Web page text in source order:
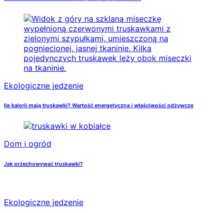
Ekologiczne jedzenie
Ile kalorii mają truskawki? Wartość energetyczna i właściwości odżywcze
Dom i ogród
Jak przechowywać truskawki?
Ekologiczne jedzenie